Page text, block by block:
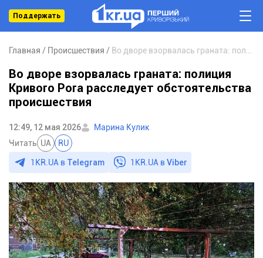
Поддержать
Главная Происшествия
Во дворе взорвалась граната: полиция
Кривого Рога расследует обстоятельства
происшествия
12:49, 12 мая 2026
Марина Кулик
Читать UA RU
1KR.UA в Telegram 1KR.UA вViber